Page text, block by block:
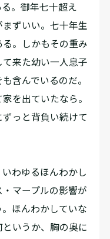
。御年七十超え
ずいい。七十年生
。しかもその重み
来た幼い一人息子
含んでいるのだ。
出ていたなら――。
っと背負い続けて
わゆるほんわかし
マープルの影響が
ほんわかしていな
いうか、胸の奥に